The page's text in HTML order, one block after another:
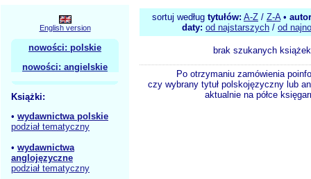
English version
nowości: polskie
nowości: angielskie
Książki:
• wydawnictwa polskie
podział tematyczny
• wydawnictwa
anglojęzyczne
podział tematyczny
sortuj według tytułów: A-Z / Z-A•
daty: od najstarszych / od
brak szukanych książek
Po otrzymaniu zamówienia
czy wybrany tytuł polskojęzyczny lub
aktualnie na półce